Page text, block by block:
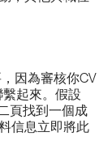
因為審核你CV
起來。假設
頁找到一個成
信息立即將此